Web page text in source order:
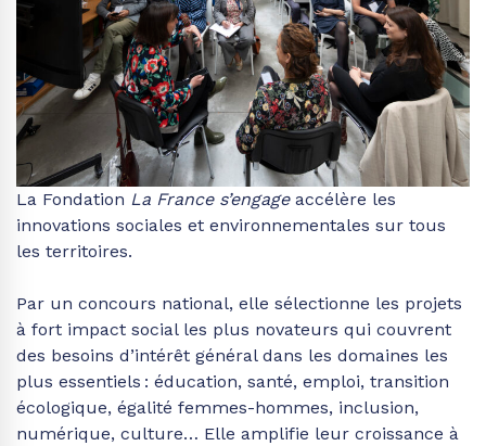
La Fondation La France s’engageaccélère les
innovations sociales et environnementales sur tous
les territoires.
Par un concours national, elle sélectionne les projets
à fort impact social les plus novateurs qui couvrent
des besoins d’intérêt général dans les domaines les
plus essentiels : éducation, santé, emploi, transition
écologique, égalité femmes-hommes, inclusion,
numérique, culture… Elle amplifie leur croissance à